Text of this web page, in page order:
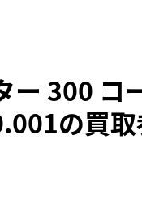
ー 300 コ
の買取